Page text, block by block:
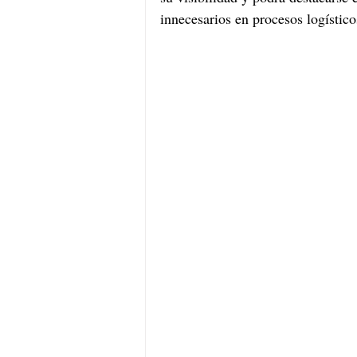
innecesarios en procesos